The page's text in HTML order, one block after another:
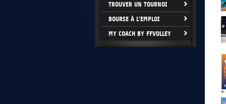
TROUVER UN TOURNOI
BOURSE À L'EMPLOI
MY COACH BY FFVOLLEY